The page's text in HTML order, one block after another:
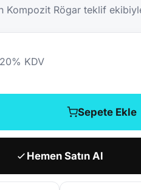
Kompozit Rögar teklif
20% KDV
Sepete Ekle
Hemen Satın Al